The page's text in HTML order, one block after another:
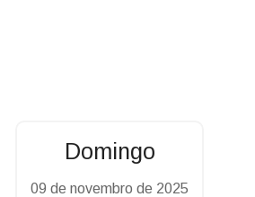
Domingo
09 de novembro de 2025